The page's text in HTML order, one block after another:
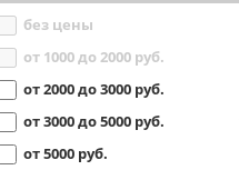
без цены
от 1000 до 2000 руб.
от 2000 до 3000 руб.
от 3000 до 5000 руб.
от 5000 руб.